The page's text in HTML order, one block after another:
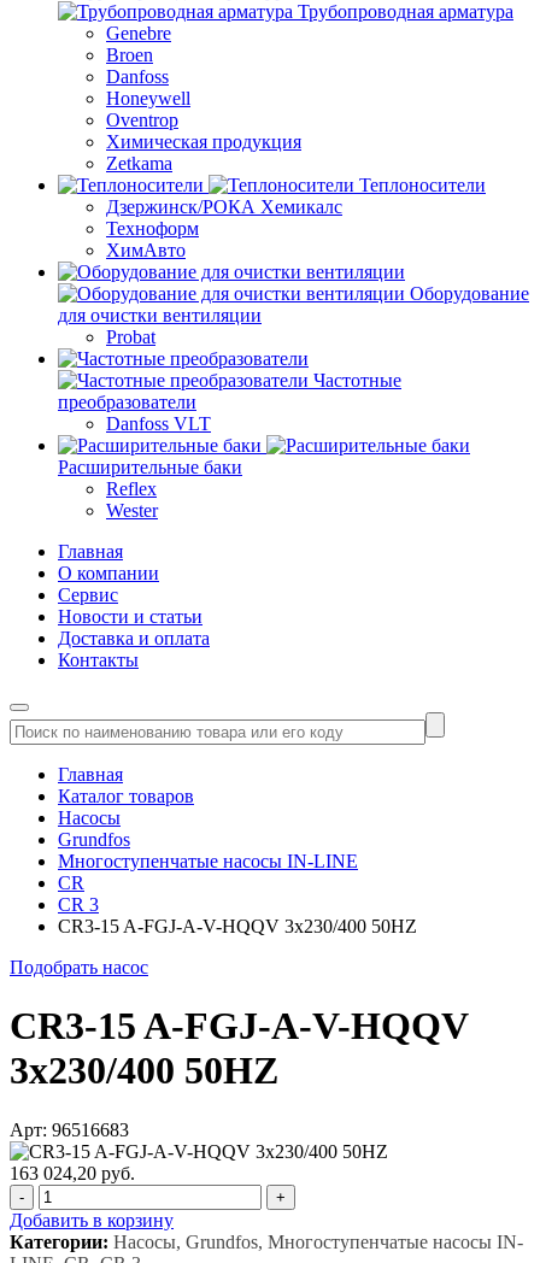
Трубопроводная арматура
Genebre
Broen
Danfoss
Honeywell
Oventrop
Химическая продукция
Zetkama
Теплоносители
Дзержинск/РОКА Хемикалс
Техноформ
ХимАвто
Оборудование
для очистки вентиляции
Probat
Частотные
преобразователи
Danfoss VLT
Расширительные баки
Reflex
Wester
Главная
О компании
Сервис
Новости и статьи
Доставка и оплата
Контакты
Главная
Каталог товаров
Насосы
Grundfos
Многоступенчатые насосы IN-LINE
CR
CR 3
CR3-15 A-FGJ-A-V-HQQV 3x230/400 50HZ
Подобрать насос
CR3-15 A-FGJ-A-V-HQQV
3x230/400 50HZ
Арт: 96516683
163 024,20 руб.
- +
Добавить в корзину
Категории: Насосы, Grundfos, Многоступенчатые насосы IN-